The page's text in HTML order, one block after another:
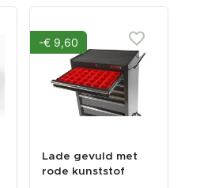
-€ 9,60
Lade gevuld met
rode kunststof